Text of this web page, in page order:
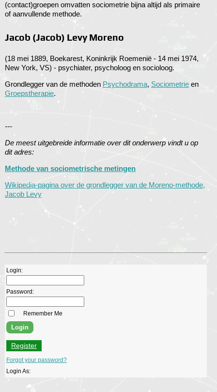
(contact)groepen omvatten sociometrie bijna altijd als primaire
of aanvullende methode.
Jacob (Jacob) Levy Moreno
(18 mei 1889, Boekarest, Koninkrijk Roemenië - 14 mei 1974,
New York, VS) - psychiater, psycholoog en socioloog.
Grondlegger van de methoden Psychodrama, Sociometrie en
Groepstherapie.
---
De meest uitgebreide informatie over dit onderwerp vindt u op
dit adres:
Methode van sociometrische metingen
Wikipedia-pagina over de grondlegger van de Moreno-methode,
Jacob Levy
Login:
Password:
Remember Me
Register
Forgot your password?
Login As: